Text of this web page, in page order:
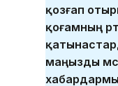
қозғап
қоғамның
маңызды